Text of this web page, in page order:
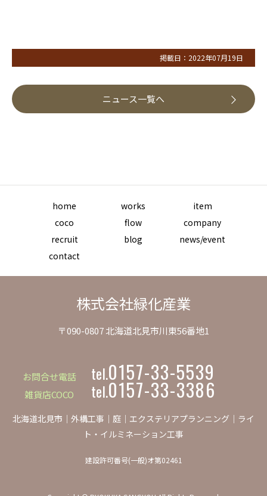
掲載日：2022年07月19日
ニュース一覧へ
home works
item
coco
flow
company
recruit
blog
news/event
contact
株式会社緑化産業
〒090-0807 北海道北見市川東56番地1
お問合せ電話 tel.0157-33-5539
雑貨店COCO tel.0157-33-3386
北海道北見市｜外構工事｜庭｜エクステリアプランニング｜ライ
ト・イルミネーション工事
建設許可番号(一般)オ第02461